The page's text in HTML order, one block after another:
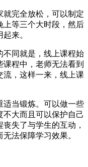
完全放松，可以制定
上等三个大时段，然后
来。
不同就是，线上课程始
程中，老师无法看到
流，这样一来，线上课
适当锻炼。可以做一些
大而且可以保护自己
失了与学生的互动，
法保障学习效果。